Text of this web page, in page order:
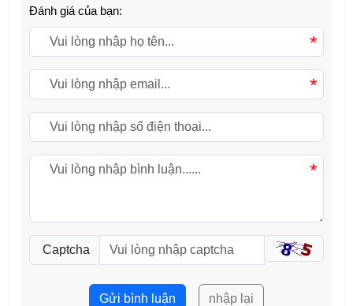
Đánh giá của bạn:
*
*
*
Captcha
Gửi bình luận nhập lại